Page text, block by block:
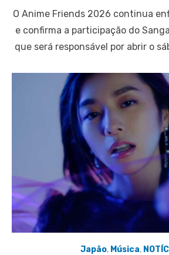
O Anime Friends 2026 continua
e confirma a participação do
que será responsável por abrir o
Japão, Música,